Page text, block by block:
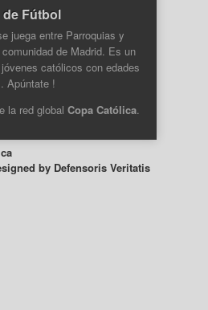
Fútbol
juega entre Parroquias y
de Madrid. Es un
católicos con edades
Apúntate !
la red global Copa Católica.
by Defensoris Veritatis